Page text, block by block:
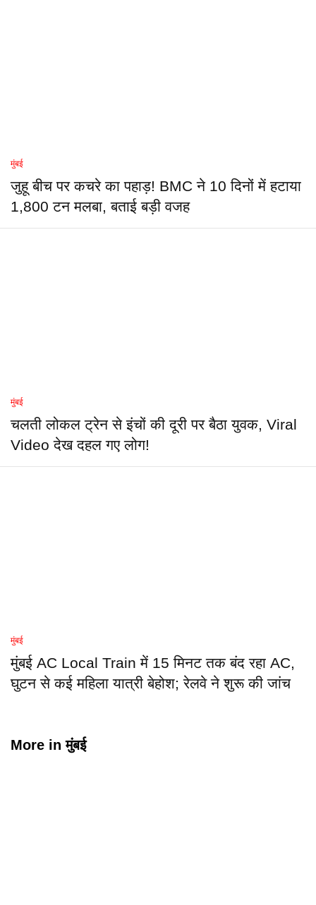
मुंबई
जुहू बीच पर कचरे का पहाड़! BMC ने 10 दिनों में हटाया
1,800 टन मलबा, बताई बड़ी वजह
मुंबई
चलती लोकल ट्रेन से इंचों की दूरी पर बैठा युवक, Viral
Video देख दहल गए लोग!
मुंबई
मुंबई AC Local Train में 15 मिनट तक बंद रहा AC,
घुटन से कई महिला यात्री बेहोश; रेलवे ने शुरू की जांच
More inमुंबई